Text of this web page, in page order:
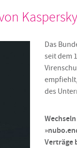
Das
seit dem
des
Verträge